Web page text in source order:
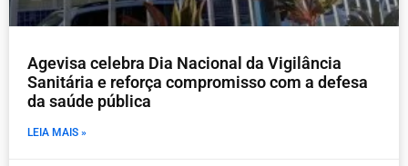
Agevisa celebra Dia Nacional da Vigilância
Sanitária e reforça compromisso com a defesa
da saúde pública
LEIA MAIS »